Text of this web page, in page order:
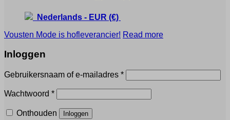
Nederlands - EUR (€)
Vousten Mode is hofleverancier! Read more
Inloggen
Gebruikersnaam of e-mailadres *Vereist
Wachtwoord *Vereist
Onthouden Inloggen